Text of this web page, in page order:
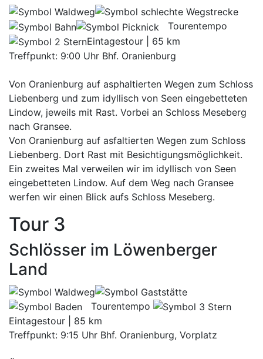
Tourentempo
Eintagestour | 65 km
Treffpunkt: 9:00 Uhr Bhf. Oranienburg
Von Oranienburg auf asphaltierten Wegen zum Schloss
Liebenberg und zum idyllisch von Seen eingebetteten
Lindow, jeweils mit Rast. Vorbei an Schloss Meseberg
nach Gransee.
Von Oranienburg auf asfaltierten Wegen zum Schloss
Liebenberg. Dort Rast mit Besichtigungsmöglichkeit.
Ein zweites Mal verweilen wir im idyllisch von Seen
eingebetteten Lindow. Auf dem Weg nach Gransee
werfen wir einen Blick aufs Schloss Meseberg.
Tour 3
Schlösser im Löwenberger
Land
Tourentempo
Eintagestour | 85 km
Treffpunkt: 9:15 Uhr Bhf. Oranienburg, Vorplatz